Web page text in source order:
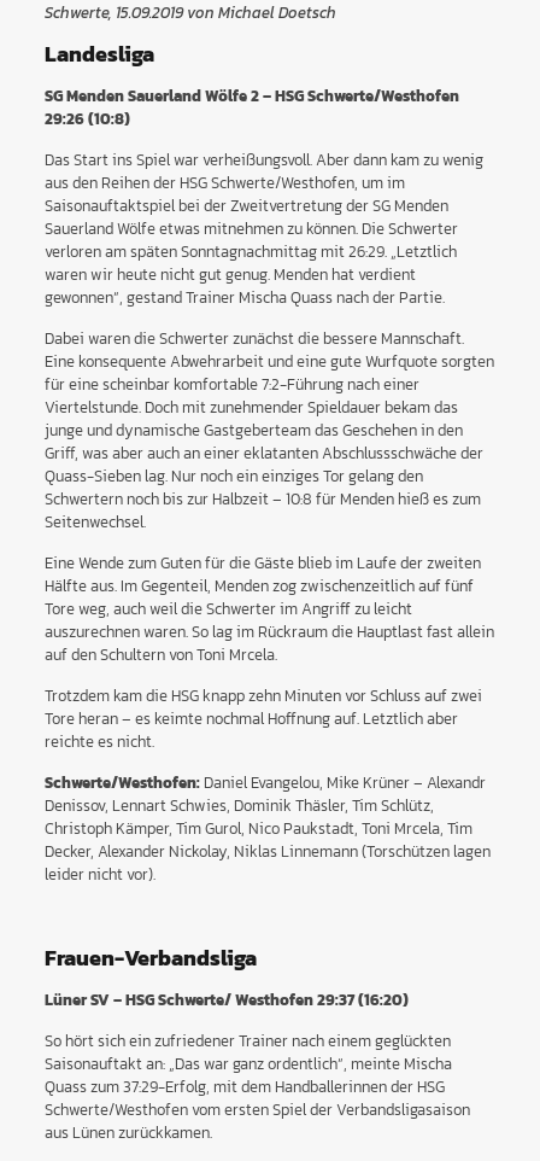
Schwerte, 15.09.2019 von Michael Doetsch
Landesliga
SG Menden Sauerland Wölfe 2 – HSG Schwerte/Westhofen
29:26 (10:8)
Das Start ins Spiel war verheißungsvoll. Aber dann kam zu wenig
aus den Reihen der HSG Schwerte/Westhofen, um im
Saisonauftaktspiel bei der Zweitvertretung der SG Menden
Sauerland Wölfe etwas mitnehmen zu können. Die Schwerter
verloren am späten Sonntagnachmittag mit 26:29. „Letztlich
waren wir heute nicht gut genug. Menden hat verdient
gewonnen“, gestand Trainer Mischa Quass nach der Partie.
Dabei waren die Schwerter zunächst die bessere Mannschaft.
Eine konsequente Abwehrarbeit und eine gute Wurfquote sorgten
für eine scheinbar komfortable 7:2-Führung nach einer
Viertelstunde. Doch mit zunehmender Spieldauer bekam das
junge und dynamische Gastgeberteam das Geschehen in den
Griff, was aber auch an einer eklatanten Abschlussschwäche der
Quass-Sieben lag. Nur noch ein einziges Tor gelang den
Schwertern noch bis zur Halbzeit – 10:8 für Menden hieß es zum
Seitenwechsel.
Eine Wende zum Guten für die Gäste blieb im Laufe der zweiten
Hälfte aus. Im Gegenteil, Menden zog zwischenzeitlich auf fünf
Tore weg, auch weil die Schwerter im Angriff zu leicht
auszurechnen waren. So lag im Rückraum die Hauptlast fast allein
auf den Schultern von Toni Mrcela.
Trotzdem kam die HSG knapp zehn Minuten vor Schluss auf zwei
Tore heran – es keimte nochmal Hoffnung auf. Letztlich aber
reichte es nicht.
Schwerte/Westhofen:Daniel Evangelou, Mike Krüner – Alexandr
Denissov, Lennart Schwies, Dominik Thäsler, Tim Schlütz,
Christoph Kämper, Tim Gurol, Nico Paukstadt, Toni Mrcela, Tim
Decker, Alexander Nickolay, Niklas Linnemann (Torschützen lagen
leider nicht vor).
Frauen-Verbandsliga
Lüner SV – HSG Schwerte/ Westhofen 29:37 (16:20)
So hört sich ein zufriedener Trainer nach einem geglückten
Saisonauftakt an: „Das war ganz ordentlich“, meinte Mischa
Quass zum 37:29-Erfolg, mit dem Handballerinnen der HSG
Schwerte/Westhofen vom ersten Spiel der Verbandsligasaison
aus Lünen zurückkamen.